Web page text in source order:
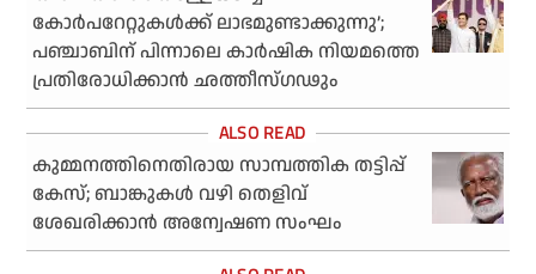
കോര്‍പറേറ്റുകള്‍ക്ക് ലാഭമുണ്ടാക്കുന്നു’;
പഞ്ചാബിന് പിന്നാലെ കാര്‍ഷിക നിയമത്തെ
പ്രതിരോധിക്കാന്‍ ഛത്തീസ്ഗഢും
കുമ്മനത്തിനെതിരായ സാമ്പത്തിക തട്ടിപ്പ്
കേസ്; ബാങ്കുകള്‍ വഴി തെളിവ്
ശേഖരിക്കാന്‍ അന്വേഷണ സംഘം